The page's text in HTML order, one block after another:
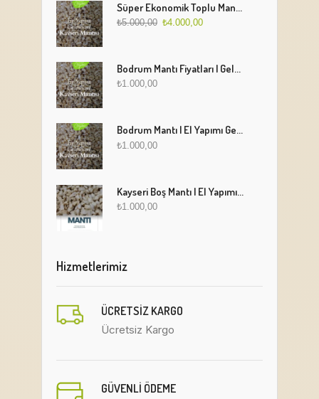
Süper Ekonomik Toplu Mantı Paketi (5 Kg)
₺5.000,00 ₺4.000,00
Bodrum Mantı Fiyatları | Geleneksel Türk Mantısı Online Sipariş
₺1.000,00
Bodrum Mantı | El Yapımı Geleneksel Mantı Lezzeti
₺1.000,00
Kayseri Boş Mantı | El Yapımı Geleneksel Fırınlanmış Mantı
₺1.000,00
Hizmetlerimiz
ÜCRETSIZ KARGO
Ücretsiz Kargo
GÜVENLİ ÖDEME